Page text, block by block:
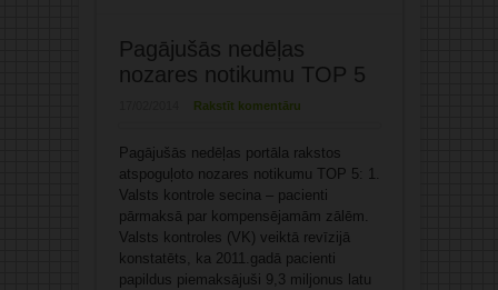
Pagājušās nedēļas
nozares notikumu TOP 5
Rakstīt komentāru
Pagājušās nedēļas portāla rakstos
atspoguļoto nozares notikumu TOP 5: 1.
Valsts kontrole secina – pacienti
pārmaksā par kompensējamām zālēm.
Valsts kontroles (VK) veiktā revīzijā
konstatēts, ka 2011.gadā pacienti
papildus piemaksājuši 9,3 miljonus latu